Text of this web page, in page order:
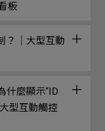
板
？｜大型互動
什麼顯示“ID
型互動觸控